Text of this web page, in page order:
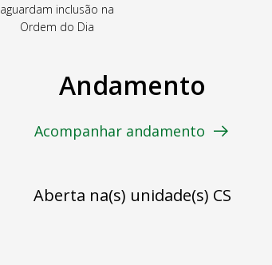
aguardam inclusão na
Ordem do Dia
Andamento
Acompanhar andamento
Aberta na(s) unidade(s) CS